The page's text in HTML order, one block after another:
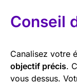
Conseil
Canalisez votre
objectif précis.
vous dessus.